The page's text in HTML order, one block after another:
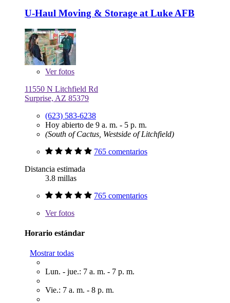
U-Haul Moving & Storage at Luke AFB
Verfotos
11550 N Litchfield Rd
Surprise, AZ 85379
(623) 583-6238
Hoy abierto de 9 a. m. - 5 p. m.
(South of Cactus, Westside of Litchfield)
765 comentarios
Distancia estimada
3.8 millas
765 comentarios
Verfotos
Horario estándar
Mostrar todas
Lun. - jue.: 7 a. m. - 7 p. m.
Vie.: 7 a. m. - 8 p. m.